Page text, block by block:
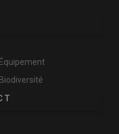
Équipement
Biodiversité